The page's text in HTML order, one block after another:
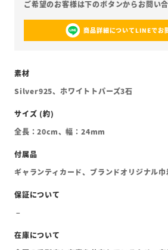
商品詳細についてLINEでお
Silver925、ホワイトトパーズ3石
全長：20cm、幅：24mm
ギャランティカード、ブランドオリジナル巾